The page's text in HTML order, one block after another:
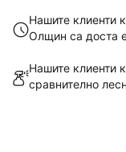
Нашите клиенти
Олщин са доста
Нашите клиенти
сравнително